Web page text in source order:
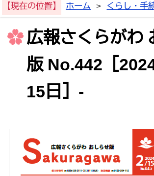
【現在の位置】 ホーム > くらし・手
広報さくらがわ
版 No.442［
15日］‐